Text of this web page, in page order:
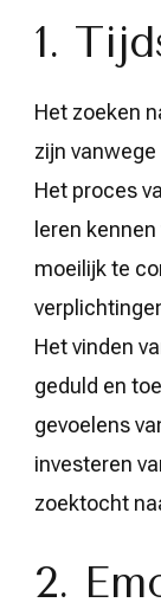
1.
Het zoeken
zijn
Het proces
leren
moeilijk te
Het vinden
geduld en
gevoelens
investeren
zoektocht
2.